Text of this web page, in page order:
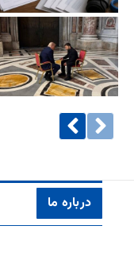
درباره ما